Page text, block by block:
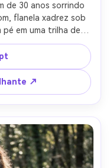
de 30 anos sorrindo
flanela xadrez sob
pé em uma trilha de
de sol macias,
5D Mark IV, 85mm
moldura de meio tiro,
realista da pele,
resolução-AR 4:5
↗